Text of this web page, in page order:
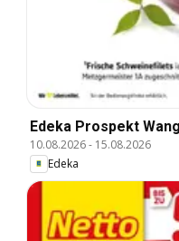
Edeka Prospekt
10.08.2026- 15.08.2026
Edeka